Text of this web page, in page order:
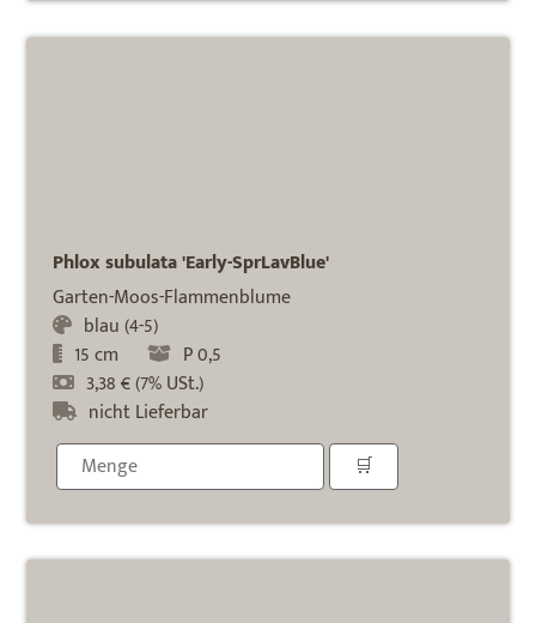
Phlox subulata 'Early-SprLavBlue'
Garten-Moos-Flammenblume
blau (4-5)
15 cm
P 0,5
3,38 € (7% USt.)
nicht Lieferbar